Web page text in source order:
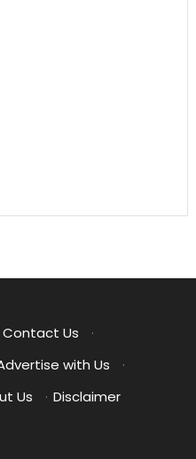
Contact Us
·
with Us
·
Us · Disclaimer